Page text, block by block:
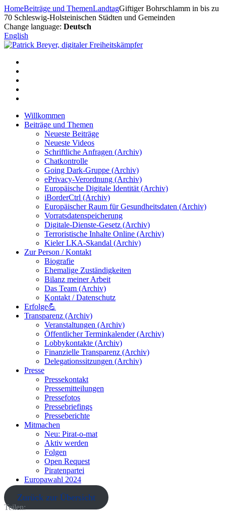
Zum
Inhalt
springen
HomeBeiträge und ThemenLandtagGiftiger Bohrschlamm in bis zu
70 Schleswig-Holsteinischen Städten und Gemeinden
Change language: Deutsch
English
Willkommen
Beiträge und Themen
Neueste Beiträge
Neueste Videos
Schriftliche Anfragen (Archiv)
Chatkontrolle
Going Dark-Gruppe (Archiv)
ePrivacy-Verordnung (Archiv)
Europäische Digitale Identität (Archiv)
iBorderCtrl (Archiv)
Europäischer Raum für Gesundheitsdaten (Archiv)
Vorratsdatenspeicherung
Digitale-Dienste-Gesetz (Archiv)
Terroristische Inhalte Online (Archiv)
Kieler LKA-Skandal (Archiv)
Zur Person / Kontakt
Biografie
Ehemalige Zuständigkeiten
Bilanz meiner Arbeit
Das Team (Archiv)
Kontakt / Datenschutz
Erfolge💪
Transparenz (Archiv)
Veranstaltungen (Archiv)
Öffentlicher Terminkalender (Archiv)
Lobbykontakte (Archiv)
Finanzielle Transparenz (Archiv)
Delegationssitzungen (Archiv)
Presse
Pressekontakt
Pressemitteilungen
Pressefotos
Pressebriefings
Presseberichte
Mitmachen
Neu: Pirat-o-mat
Aktiv werden
Folgen
Open Request
Piratenpartei
Europawahl 2024
Zurück zur Übersicht
Teilen: